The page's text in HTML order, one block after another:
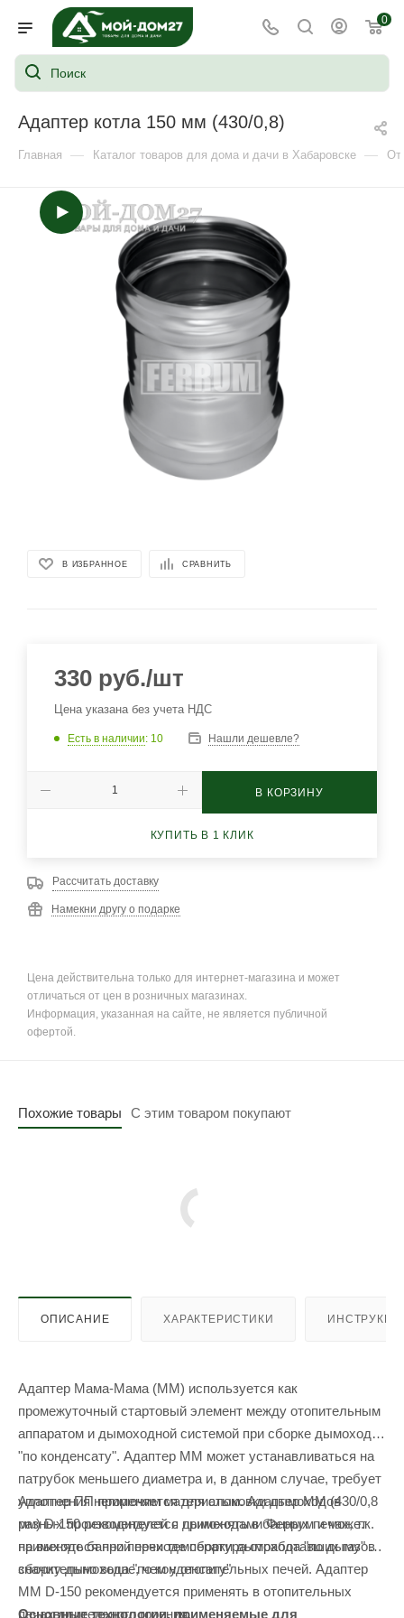
0
Адаптер котла 150 мм (430/0,8)
Главная — Каталог товаров для дома и дачи в Хабаровске —
В ИЗБРАННОЕ СРАВНИТЬ
330 руб./шт
Цена указана без учета НДС
Есть в наличии: 10 Нашли дешевле?
В КОРЗИНУ
КУПИТЬ В 1 КЛИК
Рассчитать доставку
Намекни другу о подарке
Цена действительна только для интернет-магазина и может
отличаться от цен в розничных магазинах.
Информация, указанная на сайте, не является публичной
офертой.
Похожие товары С этим товаром покупают
ОПИСАНИЕ ХАРАКТЕРИСТИКИ
Адаптер Мама-Мама (ММ) используется как
промежуточный стартовый элемент между отопительным
аппаратом и дымоходной системой при сборке дымохода
"по конденсату". Адаптер ММ может устанавливаться на
патрубок меньшего диаметра и, в данном случае, требует
уплотнения негорючим материалом. Адаптер ММ (430/0,8
мм) D-150 рекомендуется применять в банных печах, т.к.
на выходе банной печи температура отработавших газов
значительно выше, чем у отопительных печей. Адаптер
ММ D-150 рекомендуется применять в отопительных
печах длительного горения.
Адаптер ПП применяется для стыковки дымоходов
разных производителей с дымоходами Феррум и может
применяться при переходе сборки дымохода "по дыму" на
сборку дымохода "по конденсату"
Основные технологии, применяемые для